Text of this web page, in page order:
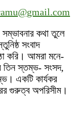
কথা তুলে
সংবাদ
করি। আমরা মনে-
তিন স্তম্ভ- সংসদ,
একটি কার্যকর
গুরুত্ব অপরিসীম।